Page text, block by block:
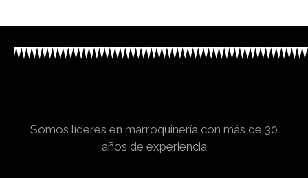
Somos líderes en marroquinería con más de 30
años de experiencia